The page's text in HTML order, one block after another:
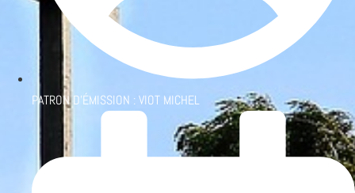
PATRON D'ÉMISSION :VIOT MICHEL